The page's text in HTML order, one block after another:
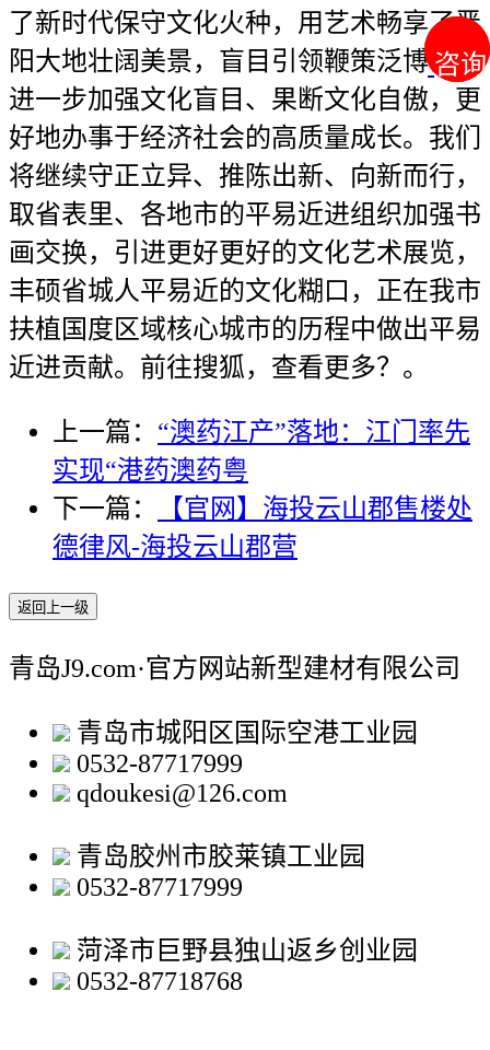
咨询
咨询
了新时代保守文化火种，用艺术畅享了晋
阳大地壮阔美景，盲目引领鞭策泛博会员
进一步加强文化盲目、果断文化自傲，更
好地办事于经济社会的高质量成长。我们
将继续守正立异、推陈出新、向新而行，
取省表里、各地市的平易近进组织加强书
画交换，引进更好更好的文化艺术展览，
丰硕省城人平易近的文化糊口，正在我市
扶植国度区域核心城市的历程中做出平易
近进贡献。前往搜狐，查看更多？。
上一篇： “澳药江产”落地：江门率先
实现“港药澳药粤
下一篇：
【官网】海投云山郡售楼处
德律风-海投云山郡营
返回上一级
青岛J9.com·官方网站新型建材有限公司
青岛市城阳区国际空港工业园
0532-87717999
qdoukesi@126.com
青岛胶州市胶莱镇工业园
0532-87717999
菏泽市巨野县独山返乡创业园
0532-87718768